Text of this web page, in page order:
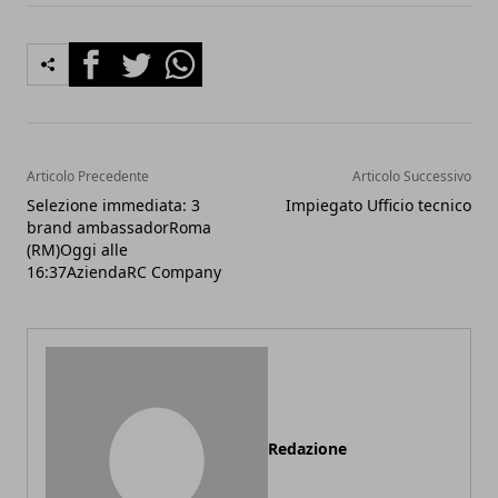
FacebookTwitterWhatsapp
Articolo Precedente
Selezione immediata: 3
brand ambassadorRoma
(RM)Oggi alle
16:37AziendaRC Company
Articolo Successivo
Impiegato Ufficio tecnico
Redazione